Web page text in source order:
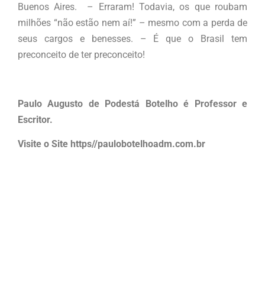
Buenos Aires. – Erraram! Todavia, os que roubam
milhões “não estão nem aí!” – mesmo com a perda de
seus cargos e benesses. – É que o Brasil tem
preconceito de ter preconceito!
Paulo Augusto de Podestá Botelho é Professor e
Escritor.
Visite o Site https//paulobotelhoadm.com.br